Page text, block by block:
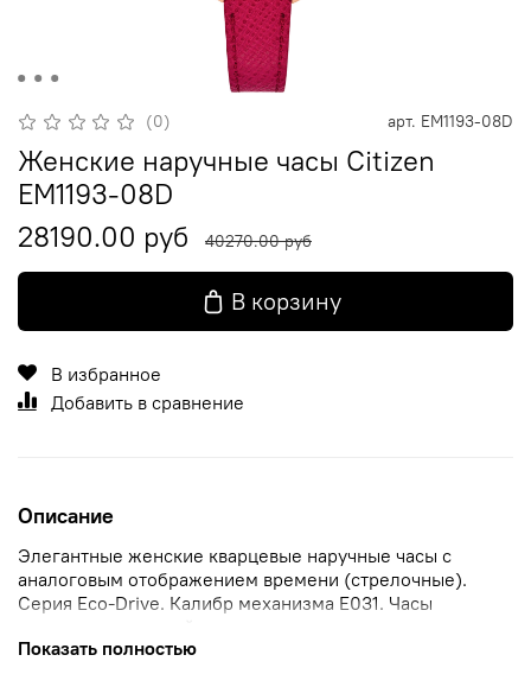
(0) арт. EM1193-08D
Женские наручные часы Citizen
EM1193-08D
28190.00 руб
40270.00 руб
В корзину
В избранное
Добавить в сравнение
Описание
Элегантные женские кварцевые наручные часы с
аналоговым отображением времени (стрелочные).
Серия Eco-Drive. Калибр механизма E031. Часы
солнечного света Eco-Drive не требующей замены
Показать полностью